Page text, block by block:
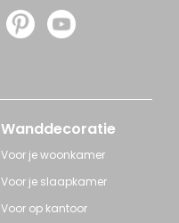
Wanddecoratie
Voor je woonkamer
Voor je slaapkamer
Voor op kantoor